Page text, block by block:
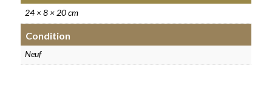
24 × 8 × 20 cm
Condition
Neuf